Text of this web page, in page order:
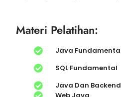
Materi Pelatihan:
Java
SQL Fundamental
Java Dan